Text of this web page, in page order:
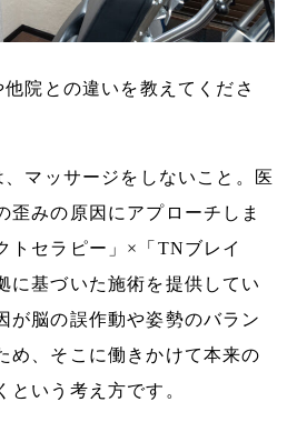
院との違いを教えてくださ
マッサージをしないこと。医
歪みの原因にアプローチしま
トセラピー」×「TNブレイ
に基づいた施術を提供してい
が脳の誤作動や姿勢のバラン
め、そこに働きかけて本来の
という考え方です。